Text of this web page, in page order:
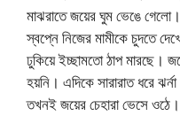
মাঝরাতে জয়ের ঘুম ভেঙে গেলো।
স্বপ্নে নিজের মামীকে চুদতে
ঢুকিয়ে ইচ্ছামতো ঠাপ
হয়নি। এদিকে সারারাত ধরে
তখনই জয়ের চেহারা ভেসে